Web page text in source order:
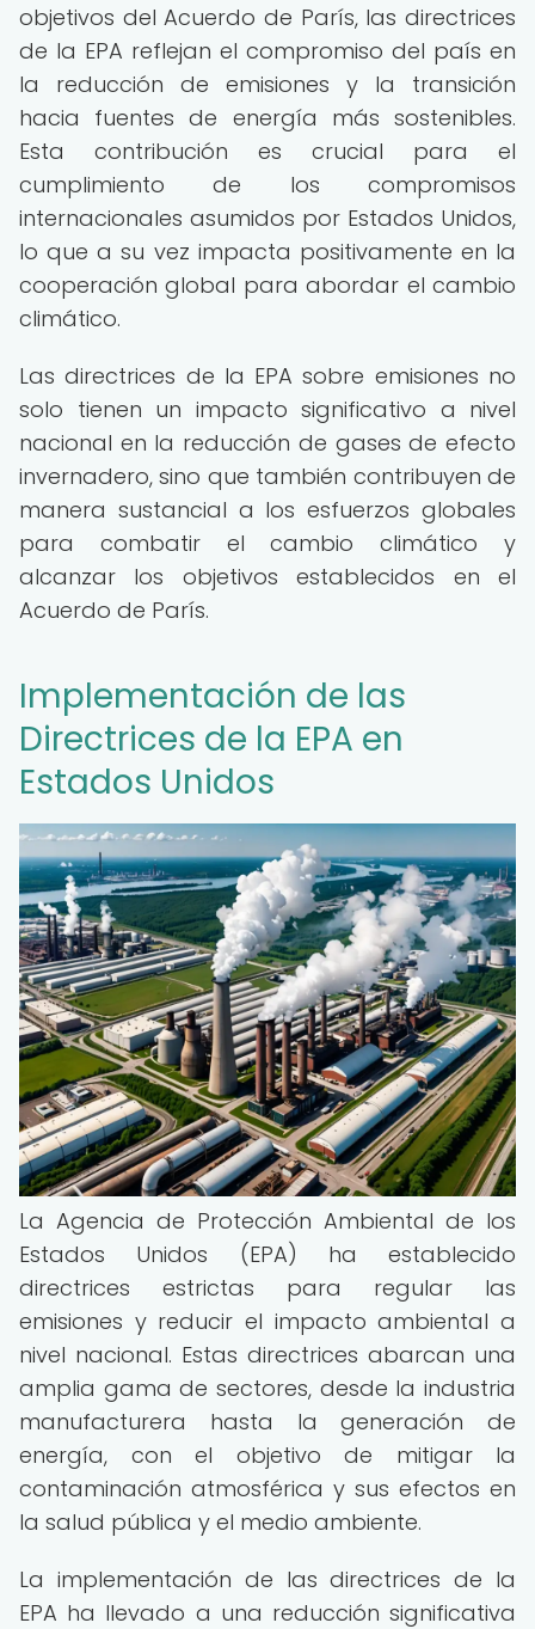
objetivos del Acuerdo de París, las directrices
de la EPA reflejan el compromiso del país en
la reducción de emisiones y la transición
hacia fuentes de energía más sostenibles.
Esta contribución es crucial para el
cumplimiento de los compromisos
internacionales asumidos por Estados Unidos,
lo que a su vez impacta positivamente en la
cooperación global para abordar el cambio
climático.
Las directrices de la EPA sobre emisiones no
solo tienen un impacto significativo a nivel
nacional en la reducción de gases de efecto
invernadero, sino que también contribuyen de
manera sustancial a los esfuerzos globales
para combatir el cambio climático y
alcanzar los objetivos establecidos en el
Acuerdo de París.
Implementación de las
Directrices de la EPA en
Estados Unidos
La Agencia de Protección Ambiental de los
Estados Unidos (EPA) ha establecido
directrices estrictas para regular las
emisiones y reducir el impacto ambiental a
nivel nacional. Estas directrices abarcan una
amplia gama de sectores, desde la industria
manufacturera hasta la generación de
energía, con el objetivo de mitigar la
contaminación atmosférica y sus efectos en
la salud pública y el medio ambiente.
La implementación de las directrices de la
EPA ha llevado a una reducción significativa